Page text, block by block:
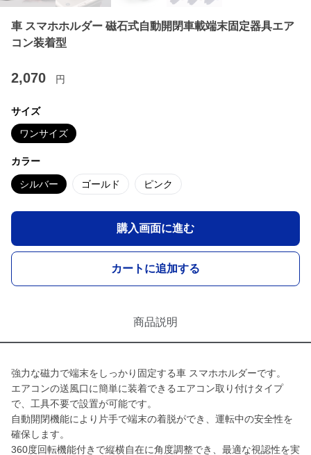
車 スマホホルダー 磁石式自動開閉車載端末固定器具エア
コン装着型
2,070 円
サイズ
ワンサイズ
カラー
シルバー ゴールド ピンク
購入画面に進む
カートに追加する
商品説明
強力な磁力で端末をしっかり固定する車 スマホホルダーです。
エアコンの送風口に簡単に装着できるエアコン取り付けタイプ
で、工具不要で設置が可能です。
自動開閉機能により片手で端末の着脱ができ、運転中の安全性を
確保します。
360度回転機能付きで縦横自在に角度調整でき、最適な視認性を実